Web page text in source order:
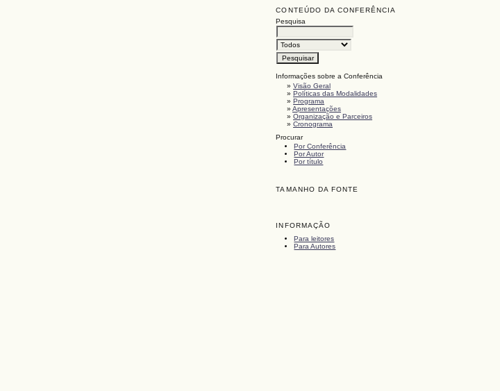
CONTEÚDO DA CONFERÊNCIA
Pesquisa
Informações sobre a Conferência
»Visão Geral
»Políticas das Modalidades
»Programa
»Apresentações
»Organização e Parceiros
»Cronograma
Procurar
Por Conferência
Por Autor
Por título
TAMANHO DA FONTE
INFORMAÇÃO
Para leitores
Para Autores